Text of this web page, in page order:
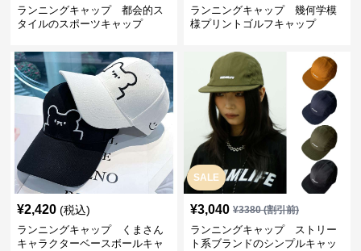
ランニングキャップ 都会的ス
タイルのスポーツキャップ
ランニングキャップ 幾何学模
様プリントゴルフキャップ
¥2,420 (税込)
ランニングキャップ くまさん
キャラクターベースボールキャ
SALE
¥3,040 ¥3380(割引前)
ランニングキャップ ストリー
ト系ブランドのシンプルキャッ